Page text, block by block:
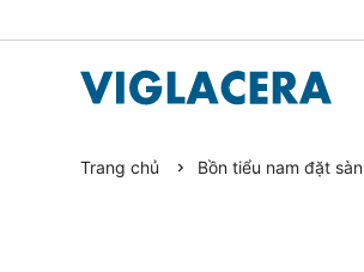
Trang chủ Bồn tiểu nam đặt sàn